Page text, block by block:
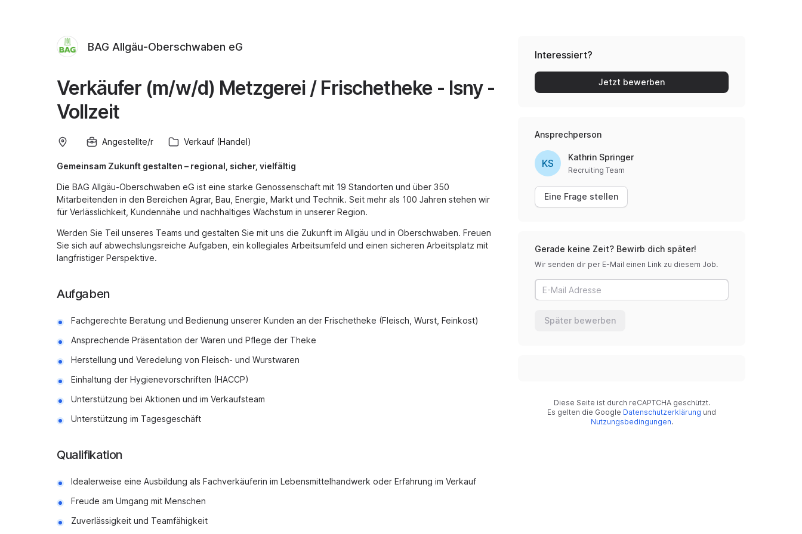
BAG Allgäu-Oberschwaben eG
Verkäufer (m/w/d) Metzgerei / Frischetheke - Isny -
Vollzeit
Angestellte/r Verkauf (Handel)
Gemeinsam Zukunft gestalten – regional, sicher, vielfältig
Die BAG Allgäu-Oberschwaben eG ist eine starke Genossenschaft mit 19 Standorten und über 350
Mitarbeitenden in den Bereichen Agrar, Bau, Energie, Markt und Technik. Seit mehr als 100 Jahren stehen wir
für Verlässlichkeit, Kundennähe und nachhaltiges Wachstum in unserer Region.
Werden Sie Teil unseres Teams und gestalten Sie mit uns die Zukunft im Allgäu und in Oberschwaben. Freuen
Sie sich auf abwechslungsreiche Aufgaben, ein kollegiales Arbeitsumfeld und einen sicheren Arbeitsplatz mit
langfristiger Perspektive.
Aufgaben
Fachgerechte Beratung und Bedienung unserer Kunden an der Frischetheke (Fleisch, Wurst, Feinkost)
Ansprechende Präsentation der Waren und Pflege der Theke
Herstellung und Veredelung von Fleisch- und Wurstwaren
Einhaltung der Hygienevorschriften (HACCP)
Unterstützung bei Aktionen und im Verkaufsteam
Unterstützung im Tagesgeschäft
Qualifikation
Idealerweise eine Ausbildung als Fachverkäuferin im Lebensmittelhandwerk oder Erfahrung im Verkauf
Freude am Umgang mit Menschen
Zuverlässigkeit und Teamfähigkeit
Interessiert?
Jetzt bewerben
Ansprechperson
KS
Kathrin Springer
Recruiting Team
Eine Frage stellen
Gerade keine Zeit? Bewirb dich später!
Wir senden dir per E-Mail einen Link zu diesem Job.
Später bewerben
Diese Seite ist durch reCAPTCHA geschützt.
Es gelten die Google Datenschutzerklärung und
Nutzungsbedingungen.